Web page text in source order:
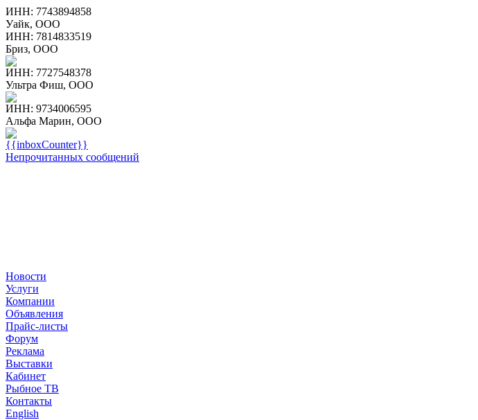
ИНН: 7743894858
Уайк, ООО
ИНН: 7814833519
Бриз, ООО
ИНН: 7727548378
Ультра Фиш, ООО
ИНН: 9734006595
Альфа Марин, ООО
{{inboxCounter}}
Непрочитанных сообщений
Новости
Услуги
Компании
Объявления
Прайс-листы
Форум
Реклама
Выставки
Кабинет
Рыбное ТВ
Контакты
English